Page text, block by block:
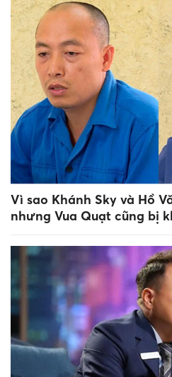
Vì sao Khánh Sky và Hồ
nhưng Vua Quạt cũng bị